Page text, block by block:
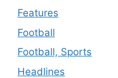
Features
Football
Football, Sports
Headlines